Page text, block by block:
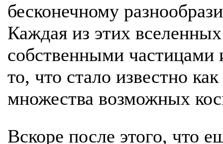
бесконечному
Каждая из этих
собственными частицами
то, что стало известно
множества возможных
Вскоре после этого, что